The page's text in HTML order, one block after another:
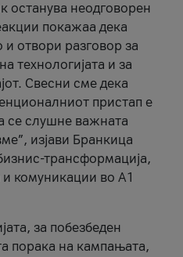
останува неодговорен
покажаа дека
и отвори разговор за
технологијата и за
Свесни сме дека
пристап е
се слушне важната
изјави Бранкица
трансформација,
и комуникации во А1
за побезбеден
порака на кампањата,